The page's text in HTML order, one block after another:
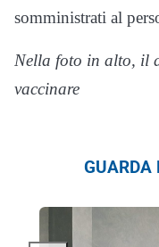
somministrati al
Nella foto in alto, il
vaccinare